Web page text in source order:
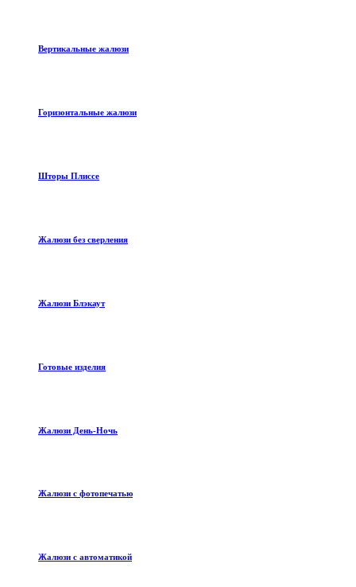
Вертикальные жалюзи
Горизонтальные жалюзи
Шторы Плиссе
Жалюзи без сверления
Жалюзи Блэкаут
Готовые изделия
Жалюзи День-Ночь
Жалюзи с фотопечатью
Жалюзи с автоматикой